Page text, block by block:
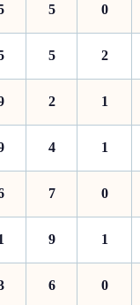
5 0
5 2
2 1
4 1
7 0
9 1
6 0